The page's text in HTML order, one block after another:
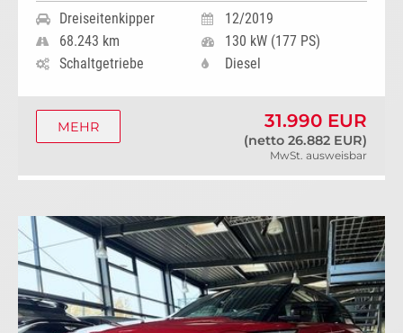
Dreiseitenkipper
12/2019
68.243 km
130 kW (177 PS)
Schaltgetriebe
Diesel
31.990 EUR
(netto 26.882 EUR)
MwSt. ausweisbar
MEHR